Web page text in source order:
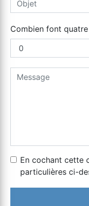
Combien font
En cochant cette
particulières ci-